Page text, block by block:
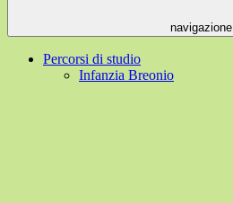
navigazione
Percorsi di studio
Infanzia Breonio